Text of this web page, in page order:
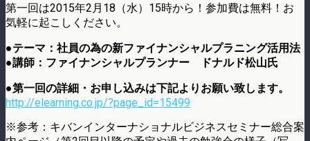
第一回は2015年2月18（水）15時から！参加費は無料！お
気軽に起こしください。
●テーマ：社員の為の新ファイナンシャルプラニング活用法
●講師：ファイナンシャルプランナー ドナルド松山氏
●第一回の詳細・お申し込みは下記よりお願い致します。
http://elearning.co.jp/?page_id=15499
※参考：キバンインターナショナルビジネスセミナー総合案